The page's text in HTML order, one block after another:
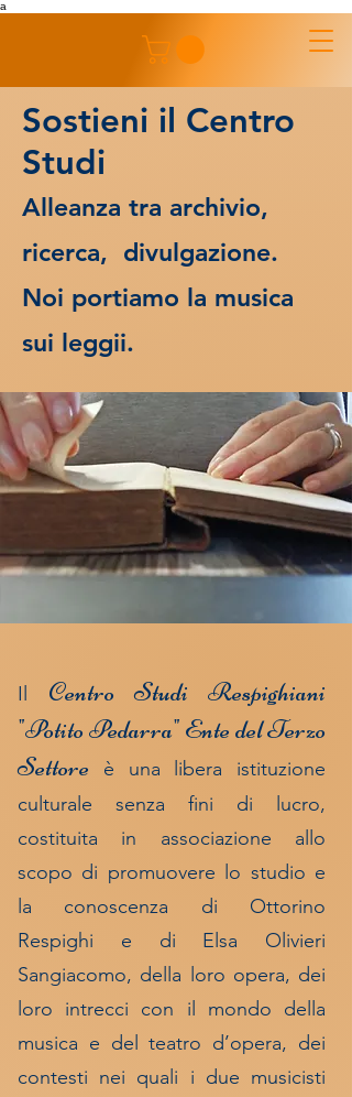
a
Sostieni il Centro
Studi
Alleanza tra archivio,
ricerca, divulgazione.
Noi portiamo la musica
sui leggii.
Il Centro Studi Respighiani
"Potito Pedarra" Ente del Terzo
Settore è una libera istituzione
culturale senza fini di lucro,
costituita in associazione allo
scopo di promuovere lo studio e
la conoscenza di Ottorino
Respighi e di Elsa Olivieri
Sangiacomo, della loro opera, dei
loro intrecci con il mondo della
musica e del teatro d’opera, dei
contesti nei quali i due musicisti